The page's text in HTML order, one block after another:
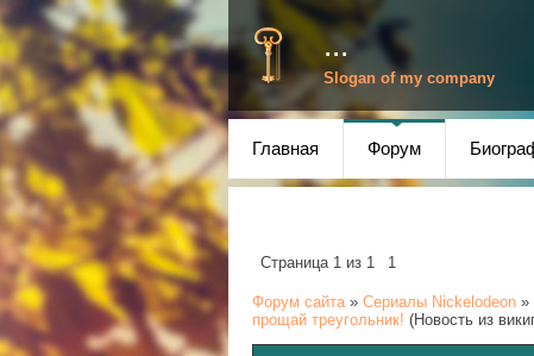
...
Slogan of my company
Главная Форум
Страница 1 из 1 1
Форум сайта » Сериалы Nickelodeon »
прощай треугольник! (Новость из